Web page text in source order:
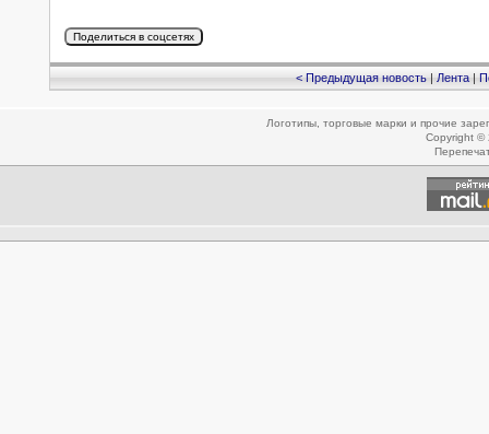
< Предыдущая новость|Лента|
Логотипы, торговые марки и прочие
Copyright ©